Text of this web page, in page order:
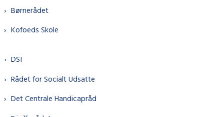
Børnerådet
Kofoeds Skole
DSI
Rådet for Socialt Udsatte
Det Centrale Handicapråd